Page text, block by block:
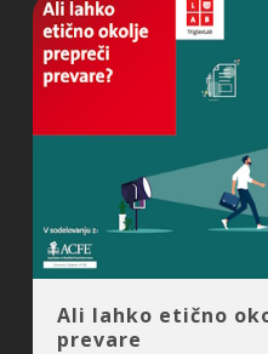
Ali lahko etično
prevare